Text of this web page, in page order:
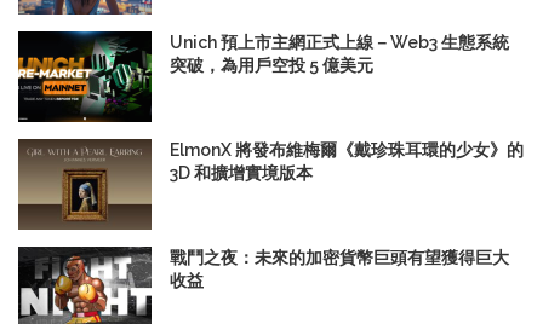
Unich 預上市主網正式上線－Web3 生態系統
突破，為用戶空投 5 億美元
ElmonX 將發布維梅爾《戴珍珠耳環的少女》的
3D 和擴增實境版本
戰鬥之夜：未來的加密貨幣巨頭有望獲得巨大
收益